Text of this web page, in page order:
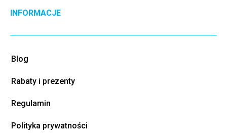
INFORMACJE
Blog
Rabaty i prezenty
Regulamin
Polityka prywatności